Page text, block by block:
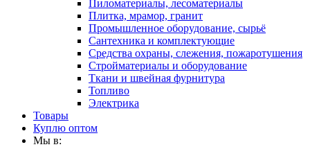
Пиломатериалы, лесоматериалы
Плитка, мрамор, гранит
Промышленное оборудование, сырьё
Сантехника и комплектующие
Средства охраны, слежения, пожаротушения
Стройматериалы и оборудование
Ткани и швейная фурнитура
Топливо
Электрика
Товары
Куплю оптом
Мы в: